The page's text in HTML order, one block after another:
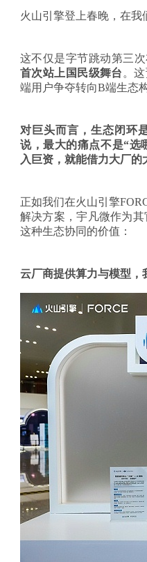
火山引擎登上春晚，在我
这不仅是字节跳动第三
首次站上国民级舞台 。
端用户争夺转向B端生态构
对巨头而言，生态闭环
说，最大的痛点不是“选
入巨资，就能借力大厂的
正如我们在火山引擎
解决方案，宇凡微作为
这种生态协同的价值：
云厂商提供算力与模型，